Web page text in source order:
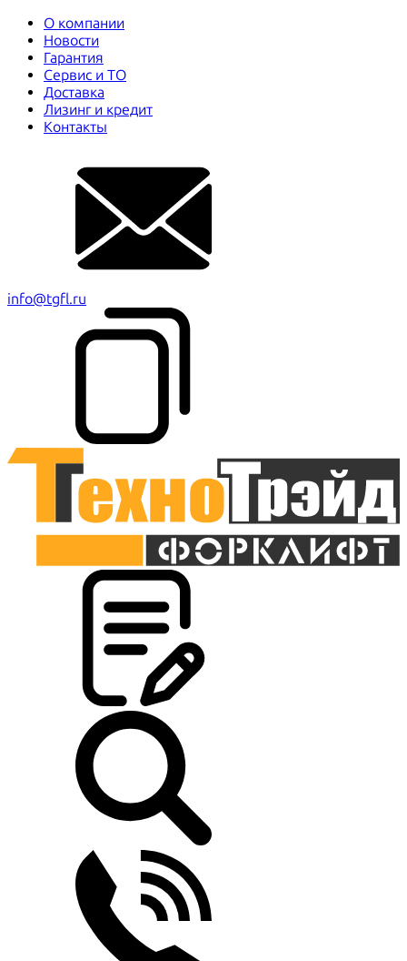
О компании
Новости
Гарантия
Сервис и ТО
Доставка
Лизинг и кредит
Контакты
info@tgfl.ru